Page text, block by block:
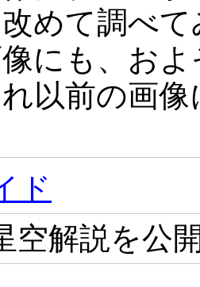
めて調べ
にも、お
以前の画
ド
空解説を公